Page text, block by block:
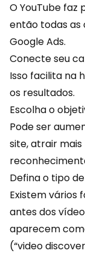
O YouTube faz
então todas as
Google Ads.
Conecte seu
Isso facilita na
os resultados.
Escolha o
Pode ser
site, atrair
Defina o tipo
Existem vários
antes dos
aparecem
(“video